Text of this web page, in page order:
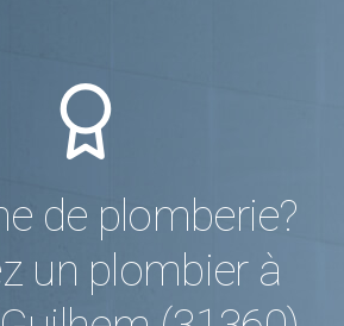
de plomberie?
un plombier à